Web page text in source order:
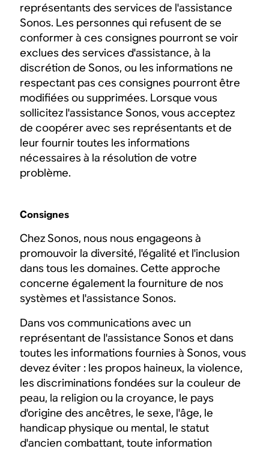
représentants des services de l'assistance
Sonos. Les personnes qui refusent de se
conformer à ces consignes pourront se voir
exclues des services d'assistance, à la
discrétion de Sonos, ou les informations ne
respectant pas ces consignes pourront être
modifiées ou supprimées. Lorsque vous
sollicitez l'assistance Sonos, vous acceptez
de coopérer avec ses représentants et de
leur fournir toutes les informations
nécessaires à la résolution de votre
problème.
Consignes
Chez Sonos, nous nous engageons à
promouvoir la diversité, l'égalité et l'inclusion
dans tous les domaines. Cette approche
concerne également la fourniture de nos
systèmes et l'assistance Sonos.
Dans vos communications avec un
représentant de l'assistance Sonos et dans
toutes les informations fournies à Sonos, vous
devez éviter : les propos haineux, la violence,
les discriminations fondées sur la couleur de
peau, la religion ou la croyance, le pays
d'origine des ancêtres, le sexe, l'âge, le
handicap physique ou mental, le statut
d'ancien combattant, toute information